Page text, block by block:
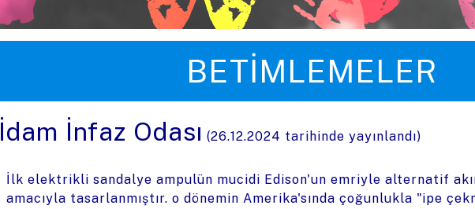
BETIMLEMELER
İdam İnfaz Odası (26.12.2024 tarihinde yayınlandı)
İlk elektrikli sandalye ampulün mucidi Edison'un emriyle alternatif
amacıyla tasarlanmıştır. o dönemin Amerika'sında çoğunlukla "ipe